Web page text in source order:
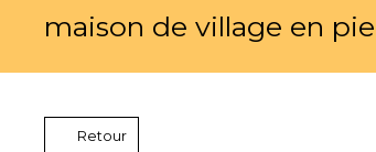
maison de village en
Retour